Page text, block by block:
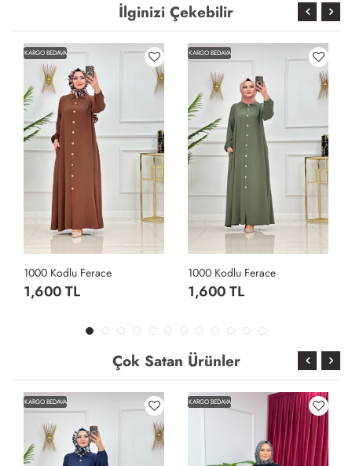
İlginizi Çekebilir
KARGO BEDAVA
1000 Kodlu Ferace
1,600 TL
KARGO BEDAVA
1000 Kodlu Ferace
1,600 TL
Çok Satan Ürünler
KARGO BEDAVA KARGO BEDAVA